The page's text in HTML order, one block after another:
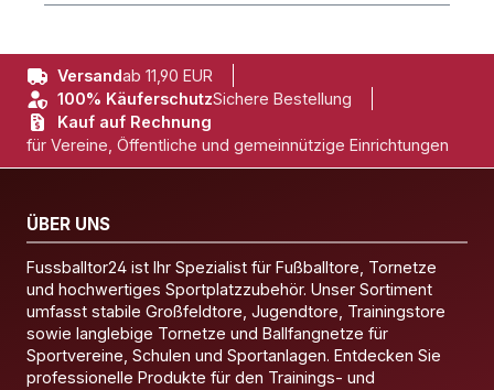
Versandab 11,90 EUR
100% KäuferschutzSichere Bestellung
Kauf auf Rechnung
für Vereine, Öffentliche und gemeinnützige Einrichtungen
ÜBER UNS
Fussballtor24 ist Ihr Spezialist für Fußballtore, Tornetze
und hochwertiges Sportplatzzubehör. Unser Sortiment
umfasst stabile Großfeldtore, Jugendtore, Trainingstore
sowie langlebige Tornetze und Ballfangnetze für
Sportvereine, Schulen und Sportanlagen. Entdecken Sie
professionelle Produkte für den Trainings- und